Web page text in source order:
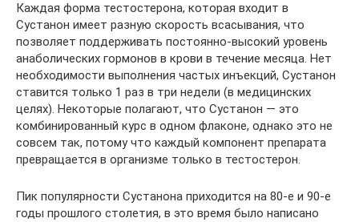
Каждая форма тестостерона, которая входит в
Сустанон имеет разную скорость всасывания, что
позволяет поддерживать постоянно-высокий уровень
анаболических гормонов в крови в течение месяца. Нет
необходимости выполнения частых инъекций, Сустанон
ставится только 1 раз в три недели (в медицинских
целях). Некоторые полагают, что Сустанон — это
комбинированный курс в одном флаконе, однако это не
совсем так, потому что каждый компонент препарата
превращается в организме только в тестостерон.
Пик популярности Сустанона приходится на 80-е и 90-е
годы прошлого столетия, в это время было написано